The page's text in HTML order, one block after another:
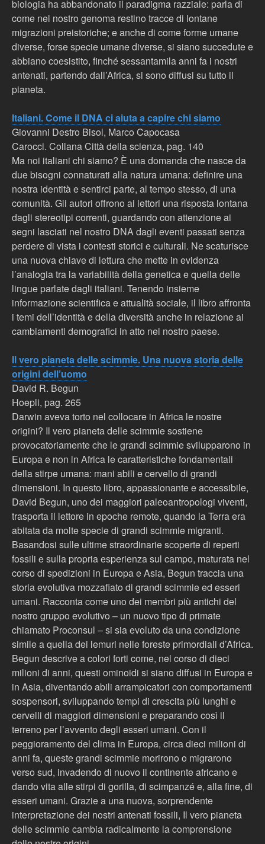
biologia ha abbandonato il paradigma razziale: parla di
come nel nostro genoma restino tracce di lontane
migrazioni preistoriche; e anche di come forme umane
diverse, forse specie umane diverse, si siano succedute e
abbiano coesistito, finché sessantamila anni fa i nostri
antenati, partendo dall’Africa, si sono diffusi su tutto il
pianeta.
Italiani. Come il DNA ci aiuta a capire chi siamo
Giovanni Destro Bisol, Marco Capocasa
Carocci. Collana Città della scienza, pag. 140
Ma noi italiani chi siamo? È una domanda che nasce da
due bisogni connaturati alla natura umana: definire una
nostra identità e sentirci parte, al tempo stesso, di una
comunità. Gli autori offrono ai lettori una risposta lontana
dagli stereotipi correnti, guardando con attenzione ai
segni lasciati nel nostro DNA dagli eventi passati senza
perdere di vista i contesti storici e culturali. Ne scaturisce
una nuova chiave di lettura che mette in evidenza
l’analogia tra la variabilità della genetica e quella delle
lingue parlate dagli italiani. Tenendo insieme
informazione scientifica e attualità sociale, il libro affronta
i temi dell’identità e della diversità anche in relazione ai
cambiamenti demografici in atto nel nostro paese.
Il vero pianeta delle scimmie. Una nuova storia delle
origini dell’uomo
David R. Begun
Hoepli, pag. 265
Darwin aveva torto nel collocare in Africa le nostre
origini? Il vero pianeta delle scimmie sostiene
provocatoriamente che le grandi scimmie svilupparono in
Europa e non in Africa le caratteristiche fondamentali
della stirpe umana: mani abili e cervello di grandi
dimensioni. In questo libro, appassionante e accessibile,
David Begun, uno dei maggiori paleoantropologi viventi,
trasporta il lettore in epoche remote, quando la Terra era
abitata da molte specie di grandi scimmie migranti.
Basandosi sulle ultime straordinarie scoperte di reperti
fossili e sulla propria esperienza sul campo, maturata nel
corso di spedizioni in Europa e Asia, Begun traccia una
storia evolutiva mozzafiato di grandi scimmie ed esseri
umani. Racconta come uno dei membri più antichi del
nostro gruppo evolutivo – un nuovo tipo di primate
chiamato Proconsul – si sia evoluto da una condizione
simile a quella dei lemuri nelle foreste primordiali d’Africa.
Begun descrive a colori forti come, nel corso di dieci
milioni di anni, questi ominoidi si siano diffusi in Europa e
in Asia, diventando abili arrampicatori con comportamenti
sospensori, sviluppando tempi di crescita più lunghi e
cervelli di maggiori dimensioni e preparando così il
terreno per l’avvento degli esseri umani. Con il
peggioramento del clima in Europa, circa dieci milioni di
anni fa, queste grandi scimmie morirono o migrarono
verso sud, invadendo di nuovo il continente africano e
dando vita alle stirpi di gorilla, di scimpanzé e, alla fine, di
esseri umani. Grazie a una nuova, sorprendente
interpretazione dei nostri antenati fossili, Il vero pianeta
delle scimmie cambia radicalmente la comprensione